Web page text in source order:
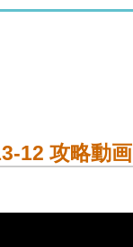
12 攻略動画